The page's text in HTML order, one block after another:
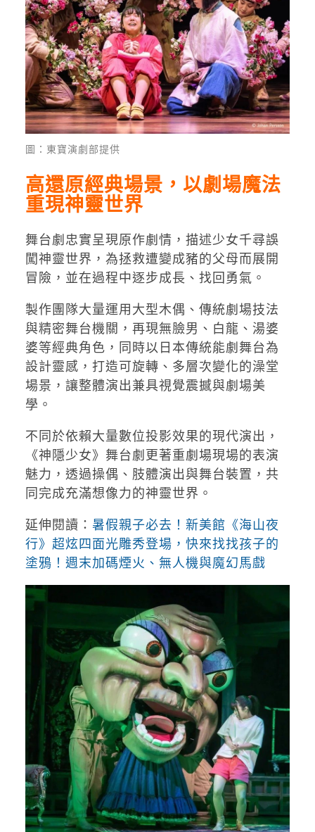
圖：東寶演劇部提供
高還原經典場景，以劇場魔法
重現神靈世界
舞台劇忠實呈現原作劇情，描述少女千尋誤
闖神靈世界，為拯救遭變成豬的父母而展開
冒險，並在過程中逐步成長、找回勇氣。
製作團隊大量運用大型木偶、傳統劇場技法
與精密舞台機關，再現無臉男、白龍、湯婆
婆等經典角色，同時以日本傳統能劇舞台為
設計靈感，打造可旋轉、多層次變化的澡堂
場景，讓整體演出兼具視覺震撼與劇場美
學。
不同於依賴大量數位投影效果的現代演出，
《神隱少女》舞台劇更著重劇場現場的表演
魅力，透過操偶、肢體演出與舞台裝置，共
同完成充滿想像力的神靈世界。
延伸閱讀： 暑假親子必去！新美館《海山夜
行》超炫四面光雕秀登場，快來找找孩子的
塗鴉！週末加碼煙火、無人機與魔幻馬戲